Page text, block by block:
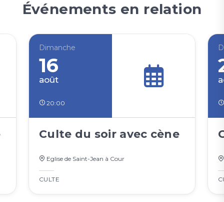
Événements en relation
Dimanche
16
août
20:00
Culte du soir avec cène
Eglise de Saint-Jean à Cour
CULTE